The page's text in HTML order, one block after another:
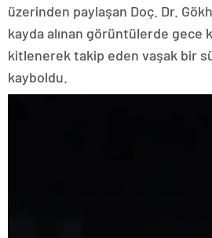
üzerinden paylaşan Doç. Dr.
kayda alınan görüntülerde gece
kitlenerek takip eden vaşak bir
kayboldu.